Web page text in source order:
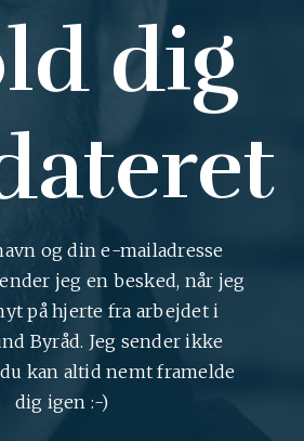
dig
og din e-mailadresse
jeg en besked, når jeg
på hjerte fra arbejdet i
Byråd. Jeg sender ikke
du kan altid nemt framelde
dig igen :-)